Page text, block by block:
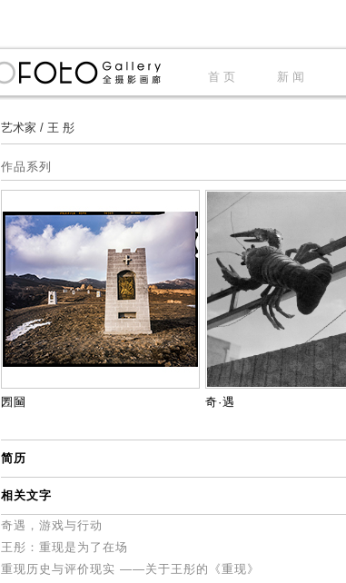
首 页 新 闻
艺术家 / 王 彤
作品系列
圐圙 奇·遇
简历
相关文字
奇遇，游戏与行动
王彤：重现是为了在场
重现历史与评价现实 ——关于王彤的《重现》